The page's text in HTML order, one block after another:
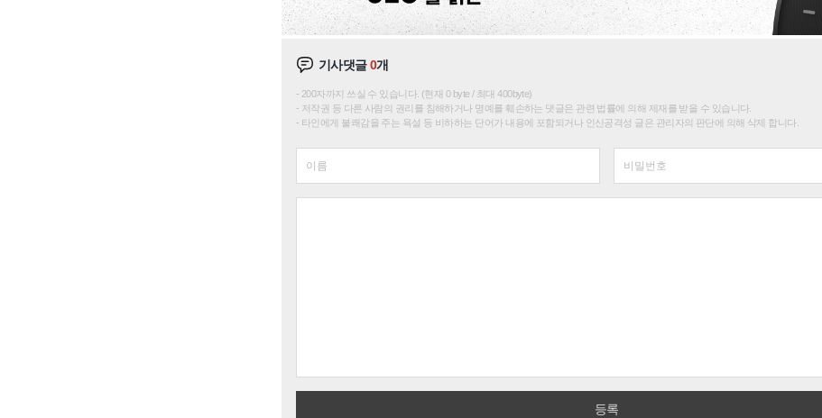
기사댓글0개
200자까지 쓰실 수 있습니다. (현재 0 byte / 최대 400byte)
저작권 등 다른 사람의 권리를 침해하거나 명예를 훼손하는 댓글은 관련 법률에 의해 제재를 받을 수 있습니다.
타인에게 불쾌감을 주는 욕설 등 비하하는 단어가 내용에 포함되거나 인신공격성 글은 관리자의 판단에 의해 삭제 합니다.